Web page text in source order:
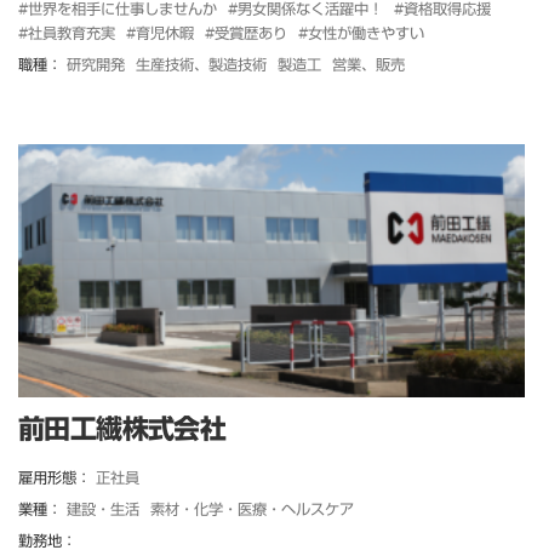
#世界を相手に仕事しませんか
#男女関係なく活躍中！
#資格取得応援
#社員教育充実
#育児休暇 #受賞歴あり #女性が働きやすい
職種： 研究開発 生産技術、製造技術 製造工 営業、販売
前田工繊株式会社
雇用形態： 正社員
業種： 建設・生活 素材・化学・医療・ヘルスケア
勤務地：